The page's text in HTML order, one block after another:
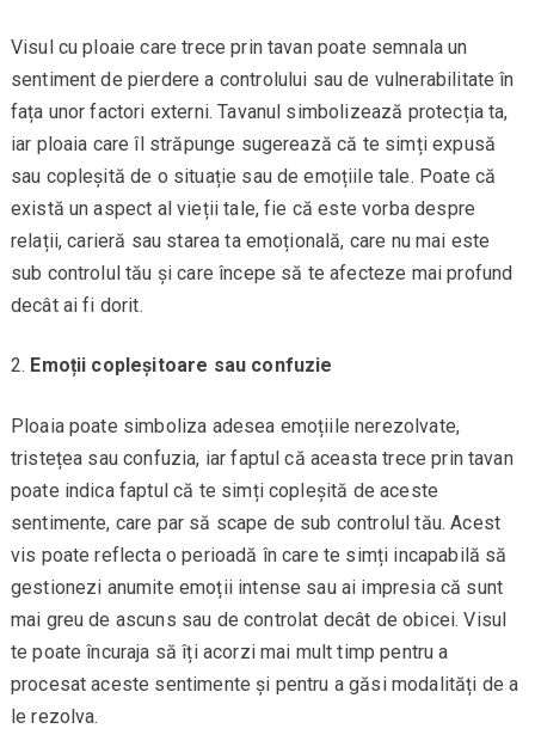
Visul cu ploaie care trece prin tavan poate semnala un
sentiment de pierdere a controlului sau de vulnerabilitate în
fața unor factori externi. Tavanul simbolizează protecția ta,
iar ploaia care îl străpunge sugerează că te simți expusă
sau copleșită de o situație sau de emoțiile tale. Poate că
există un aspect al vieții tale, fie că este vorba despre
relații, carieră sau starea ta emoțională, care nu mai este
sub controlul tău și care începe să te afecteze mai profund
decât ai fi dorit.
Emoții copleșitoare sau confuzie
Ploaia poate simboliza adesea emoțiile nerezolvate,
tristețea sau confuzia, iar faptul că aceasta trece prin tavan
poate indica faptul că te simți copleșită de aceste
sentimente, care par să scape de sub controlul tău. Acest
vis poate reflecta o perioadă în care te simți incapabilă să
gestionezi anumite emoții intense sau ai impresia că sunt
mai greu de ascuns sau de controlat decât de obicei. Visul
te poate încuraja să îți acorzi mai mult timp pentru a
procesat aceste sentimente și pentru a găsi modalități de a
le rezolva.